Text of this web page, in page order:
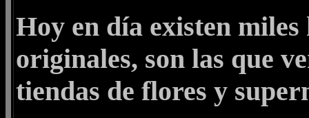
Hoy en día existen miles
originales, son las que
tiendas de flores y